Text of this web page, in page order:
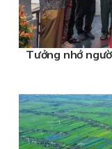
Tưởng nhớ